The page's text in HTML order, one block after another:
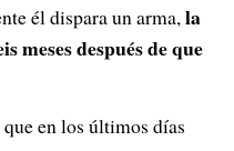
él dispara un arma,la
meses después de que
en los últimos días